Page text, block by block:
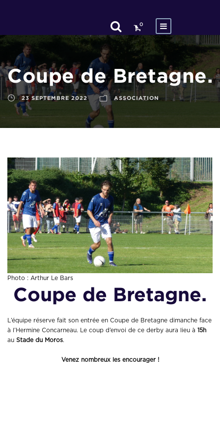
0
Coupe de Bretagne.
23 SEPTEMBRE 2022 ASSOCIATION
Photo : Arthur Le Bars
Coupe de Bretagne.
L’équipe réserve fait son entrée en Coupe de Bretagne dimanche face
à l’Hermine Concarneau. Le coup d’envoi de ce derby aura lieu à 15h
au Stade du Moros.
Venez nombreux les encourager !